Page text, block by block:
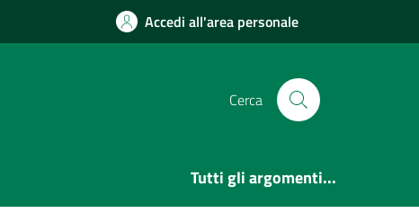
Accedi all'area personale
Cerca
Tutti gli argomenti...